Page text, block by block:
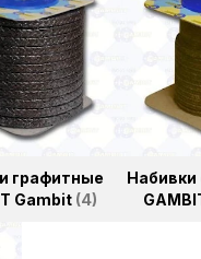
графитные
Gambit 4
Набивки